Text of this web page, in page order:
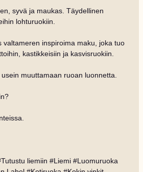
syvä ja maukas. Täydellinen
lohturuokiin.
valtameren inspiroima maku, joka tuo
kastikkeisiin ja kasvisruokiin.
muuttamaan ruoan luonnetta.
liemiin #Liemi #Luomuruoka